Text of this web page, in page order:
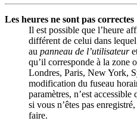
Les heures ne sont pas correctes
Il est possible que l’heure
différent de celui dans
au panneau de l’utilisateur
qu’il corresponde à la zone
Londres, Paris, New York,
modification du fuseau
paramètres, n’est
si vous n’êtes pas
faire.